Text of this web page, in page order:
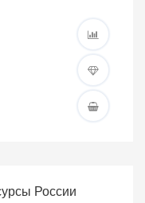
России